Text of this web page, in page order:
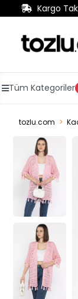
Kargo
Tüm Kategoriler
tozlu.com